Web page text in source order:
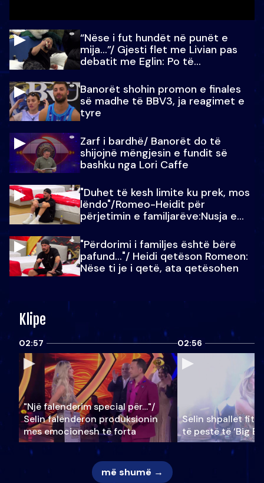
“Nëse i fut hundët në punët e
mija…”/ Gjesti flet me Livian pas
debatit me Eglin: Po të
Banorët shohin promon e finales
së madhe të BBV3, ja reagimet e
tyre
Zarf i bardhë/ Banorët do të
shijojnë mëngjesin e fundit së
bashku nga Lori Caffe
"Duhet të kesh limite ku prek, mos
lëndo"/Romeo-Heidit për
përjetimin e familjarëve:Nusja e
"Përdorimi i familjes është bërë
pafund…"/ Heidi qetëson Romeon:
Nëse ti je i qetë, ata qetësohen
Klipe
02:57
"Një falenderim special për…"/
Selin falënderon produksionin
mes emocionesh të forta
02:56
Selin shpallet
të pestë të ‘Big
më shumë →